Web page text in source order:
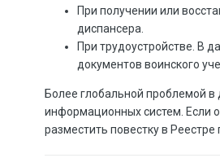
При получении или
диспансера.
При трудоустройстве. В
документов воинского
Более глобальной проблемой в
информационных систем. Если
разместить повестку в